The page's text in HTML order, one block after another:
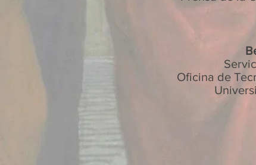
Oficina de